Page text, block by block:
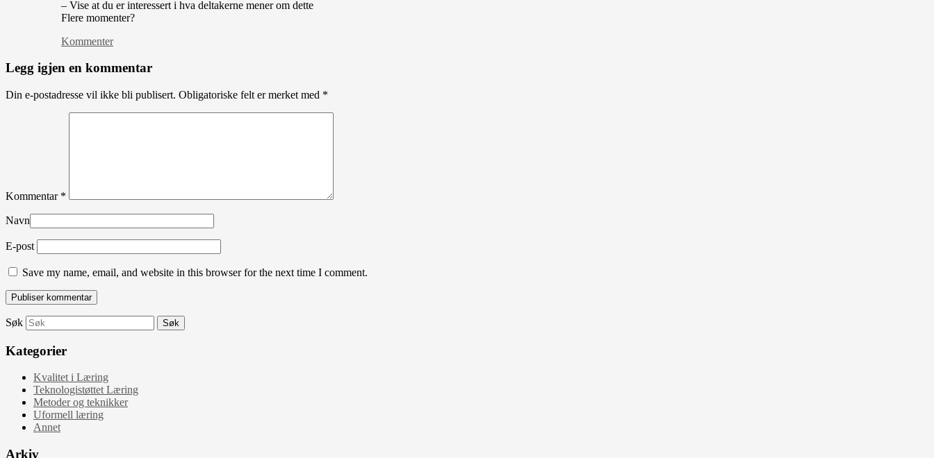
– Vise at du er interessert i hva deltakerne mener om dette
Flere momenter?
Kommenter
Legg igjen en kommentar
Din e-postadresse vil ikke bli publisert. Obligatoriske felt er merket med *
Kommentar *
Navn
E-post
Save my name, email, and website in this browser for the next time I comment.
Søk
Kategorier
Kvalitet i Læring
Teknologistøttet Læring
Metoder og teknikker
Uformell læring
Annet
Arkiv